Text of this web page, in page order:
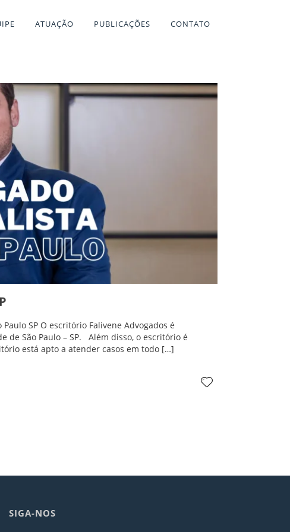
ATUAÇÃO PUBLICAÇÕES CONTATO
SP O escritório Falivene Advogados é
de São Paulo – SP. Além disso, o escritório é
está apto a atender casos em todo […]
SIGA-NOS